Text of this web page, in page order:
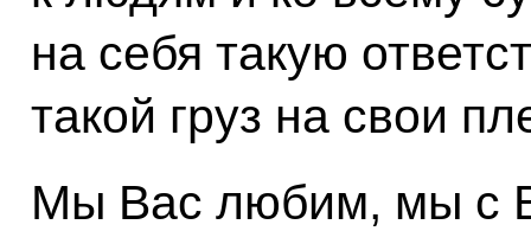
на себя такую
такой груз на свои
Мы Вас любим, мы с